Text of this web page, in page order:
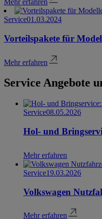
Mehr erfahren
Service01.03.2024
Vorteilspakete für
Mehr erfahren
Service Angebote
Service08.05.2026
Hol- und
Mehr erfahren
Service19.03.2026
Volkswagen
Mehr erfahren